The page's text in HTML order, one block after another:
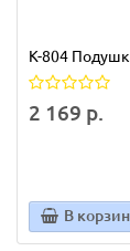
К-804
2 169 р.
В